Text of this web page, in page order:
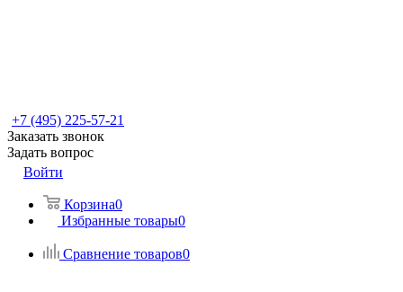
+7 (495) 225-57-21
Заказать звонок
Задать вопрос
Войти
Корзина0
Избранные товары0
Сравнение товаров0